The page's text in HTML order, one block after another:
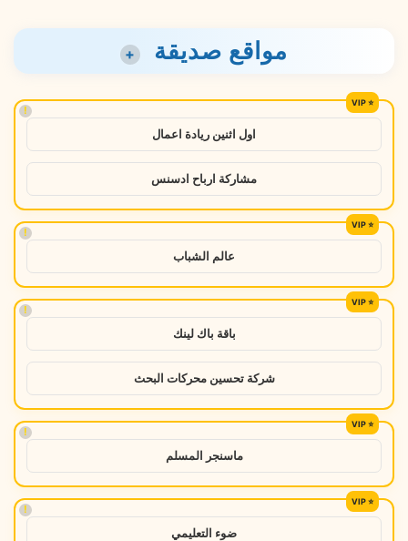
مواقع صديقة +
!
اول اثنين ريادة اعمال
مشاركة ارباح ادسنس
!
عالم الشباب
!
باقة باك لينك
شركة تحسين محركات البحث
!
ماسنجر المسلم
!
ضوء التعليمي